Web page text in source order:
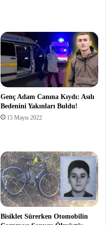
Genç Adam Canına Kıydı: Asılı
Bedenini Yakınları Buldu!
15 Mayıs 2022
Bisiklet Sürerken Otomobilin